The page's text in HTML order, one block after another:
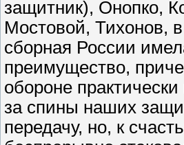
защитник), Онопко,
Мостовой, Тихонов,
сборная России
преимущество,
обороне
за спины наших
передачу, но, к